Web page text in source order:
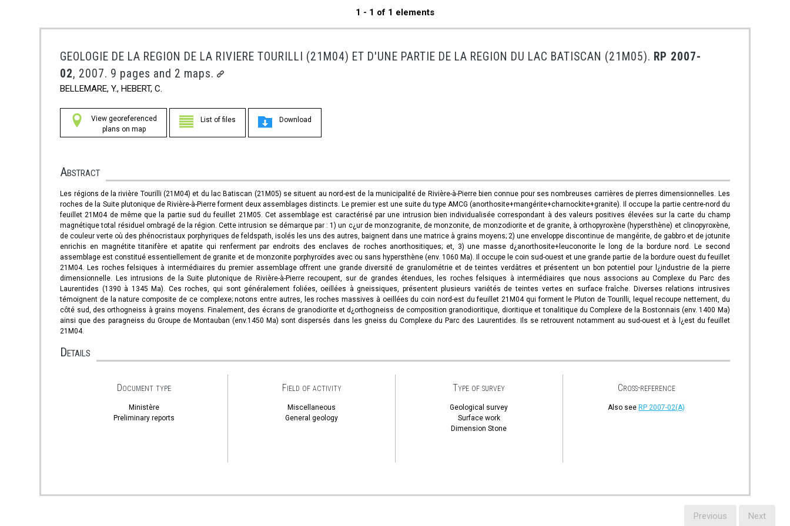
1 - 1 of 1 elements
GEOLOGIE DE LA REGION DE LA RIVIERE TOURILLI (21M04) ET D'UNE PARTIE DE LA REGION DU LAC BATISCAN (21M05). RP 2007-
02, 2007. 9 pages and 2 maps.
BELLEMARE, Y., HEBERT, C.
View georeferenced
plans on map
List of files Download
Abstract
Les régions de la rivière Tourilli (21M04) et du lac Batiscan (21M05) se situent au nord-est de la municipalité de Rivière-à-Pierre bien connue pour ses nombreuses carrières de pierres dimensionnelles. Les
roches de la Suite plutonique de Rivière-à-Pierre forment deux assemblages distincts. Le premier est une suite du type AMCG (anorthosite+mangérite+charnockite+granite). Il occupe la partie centre-nord du
feuillet 21M04 de même que la partie sud du feuillet 21M05. Cet assemblage est caractérisé par une intrusion bien individualisée correspondant à des valeurs positives élevées sur la carte du champ
magnétique total résiduel ombragé de la région. Cette intrusion se démarque par : 1) un c¿ur de monzogranite, de monzonite, de monzodiorite et de granite, à orthopyroxène (hypersthène) et clinopyroxène,
de couleur verte où des phénocristaux porphyriques de feldspath, isolés les uns des autres, baignent dans une matrice à grains moyens; 2) une enveloppe discontinue de mangérite, de gabbro et de jotunite
enrichis en magnétite titanifère et apatite qui renferment par endroits des enclaves de roches anorthositiques; et, 3) une masse d¿anorthosite+leuconorite le long de la bordure nord. Le second
assemblage est constitué essentiellement de granite et de monzonite porphyroïdes avec ou sans hypersthène (env. 1060 Ma). Il occupe le coin sud-ouest et une grande partie de la bordure ouest du feuillet
21M04. Les roches felsiques à intermédiaires du premier assemblage offrent une grande diversité de granulométrie et de teintes verdâtres et présentent un bon potentiel pour l¿industrie de la pierre
dimensionnelle. Les intrusions de la Suite plutonique de Rivière-à-Pierre recoupent, sur de grandes étendues, les roches felsiques à intermédiaires que nous associons au Complexe du Parc des
Laurentides (1390 à 1345 Ma). Ces roches, qui sont généralement foliées, oeillées à gneissiques, présentent plusieurs variétés de teintes vertes en surface fraîche. Diverses relations intrusives
témoignent de la nature composite de ce complexe; notons entre autres, les roches massives à oeillées du coin nord-est du feuillet 21M04 qui forment le Pluton de Tourilli, lequel recoupe nettement, du
côté sud, des orthogneiss à grains moyens. Finalement, des écrans de granodiorite et d¿orthogneiss de composition granodioritique, dioritique et tonalitique du Complexe de la Bostonnais (env. 1400 Ma)
ainsi que des paragneiss du Groupe de Montauban (env.1450 Ma) sont dispersés dans les gneiss du Complexe du Parc des Laurentides. Ils se retrouvent notamment au sud-ouest et à l¿est du feuillet
21M04.
Details
Document type
Ministère
Preliminary reports
Field of activity
Miscellaneous
General geology
Type of survey
Geological survey
Surface work
Dimension Stone
Cross-reference
Also see RP 2007-02(A)
Previous Next